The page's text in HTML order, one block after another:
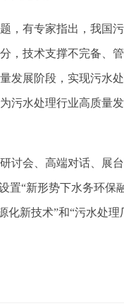
有专家指出，我国
，技术支撑不完备、
发展阶段，实现污水
污水处理行业高质量
会、高端对话、展
置“新形势下水务环保
化新技术”和“污水处理